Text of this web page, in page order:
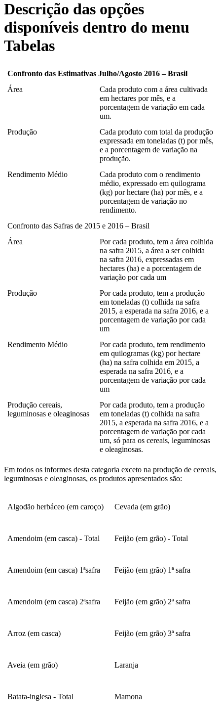
Descrição das opções
disponíveis dentro do menu
Tabelas
Confronto das Estimativas Julho/Agosto 2016 – Brasil
Área
Cada produto com a área cultivada
em hectares por mês, e a
porcentagem de variação em cada
um.
Produção
Cada produto com total da produção
expressada em toneladas (t) por mês,
e a porcentagem de variação na
produção.
Rendimento Médio
Cada produto com o rendimento
médio, expressado em quilograma
(kg) por hectare (ha) por mês, e a
porcentagem de variação no
rendimento.
Confronto das Safras de 2015 e 2016 – Brasil
Área
Por cada produto, tem a área colhida
na safra 2015, a área a ser colhida
na safra 2016, expressadas em
hectares (ha) e a porcentagem de
variação por cada um
Produção
Por cada produto, tem a produção
em toneladas (t) colhida na safra
2015, a esperada na safra 2016, e a
porcentagem de variação por cada
um
Rendimento Médio
Por cada produto, tem rendimento
em quilogramas (kg) por hectare
(ha) na safra colhida em 2015, a
esperada na safra 2016, e a
porcentagem de variação por cada
um
Produção cereais,
leguminosas e oleaginosas
Por cada produto, tem a produção
em toneladas (t) colhida na safra
2015, a esperada na safra 2016, e a
porcentagem de variação por cada
um, só para os cereais, leguminosas
e oleaginosas.
Em todos os informes desta categoria exceto na produção de cereais,
leguminosas e oleaginosas, os produtos apresentados são:
Algodão herbáceo (em caroço) Cevada (em grão)
Amendoim (em casca) - Total Feijão (em grão) - Total
Amendoim (em casca) 1ªsafra Feijão (em grão) 1ª safra
Amendoim (em casca) 2ªsafra Feijão (em grão) 2ª safra
Arroz (em casca) Feijão (em grão) 3ª safra
Aveia (em grão) Laranja
Batata-inglesa - Total Mamona